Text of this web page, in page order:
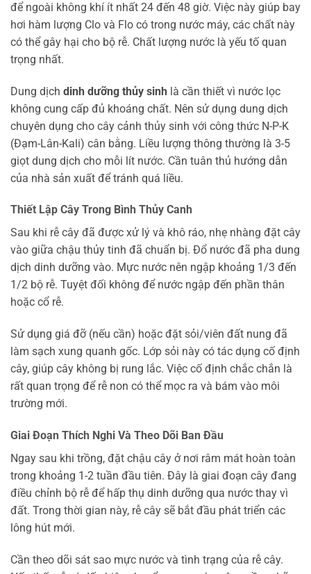
để ngoài không khí ít nhất 24 đến 48 giờ. Việc này giúp bay
hơi hàm lượng Clo và Flo có trong nước máy, các chất này
có thể gây hại cho bộ rễ. Chất lượng nước là yếu tố quan
trọng nhất.
Dung dịch dinh dưỡng thủy sinh là cần thiết vì nước lọc
không cung cấp đủ khoáng chất. Nên sử dụng dung dịch
chuyên dụng cho cây cảnh thủy sinh với công thức N-P-K
(Đạm-Lân-Kali) cân bằng. Liều lượng thông thường là 3-5
giọt dung dịch cho mỗi lít nước. Cần tuân thủ hướng dẫn
của nhà sản xuất để tránh quá liều.
Thiết Lập Cây Trong Bình Thủy Canh
Sau khi rễ cây đã được xử lý và khô ráo, nhẹ nhàng đặt cây
vào giữa chậu thủy tinh đã chuẩn bị. Đổ nước đã pha dung
dịch dinh dưỡng vào. Mực nước nên ngập khoảng 1/3 đến
1/2 bộ rễ. Tuyệt đối không để nước ngập đến phần thân
hoặc cổ rễ.
Sử dụng giá đỡ (nếu cần) hoặc đặt sỏi/viên đất nung đã
làm sạch xung quanh gốc. Lớp sỏi này có tác dụng cố định
cây, giúp cây không bị rung lắc. Việc cố định chắc chắn là
rất quan trọng để rễ non có thể mọc ra và bám vào môi
trường mới.
Giai Đoạn Thích Nghi Và Theo Dõi Ban Đầu
Ngay sau khi trồng, đặt chậu cây ở nơi râm mát hoàn toàn
trong khoảng 1-2 tuần đầu tiên. Đây là giai đoạn cây đang
điều chỉnh bộ rễ để hấp thụ dinh dưỡng qua nước thay vì
đất. Trong thời gian này, rễ cây sẽ bắt đầu phát triển các
lông hút mới.
Cần theo dõi sát sao mực nước và tình trạng của rễ cây.